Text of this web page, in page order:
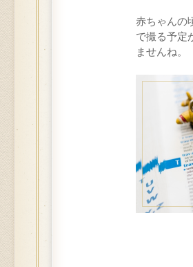
赤ちゃんの
で撮る予定
ませんね。